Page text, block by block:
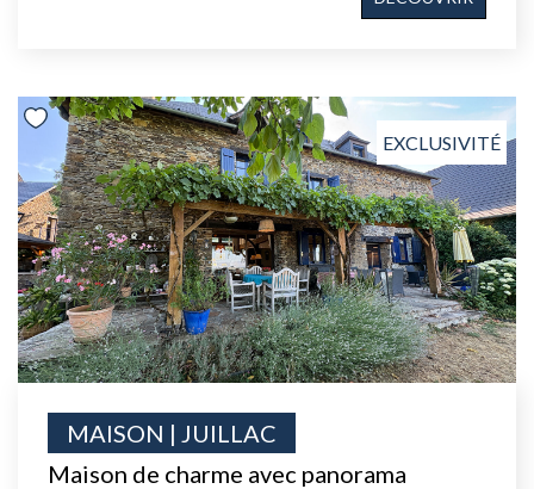
EXCLUSIVITÉ
Maison de charme avec panorama
MAISON | JUILLAC